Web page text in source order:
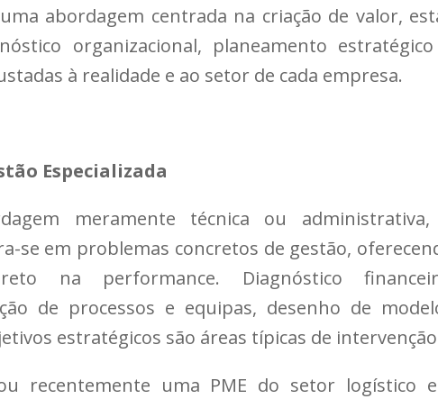
abordagem centrada na criação de valor,
organizacional, planeamento
à realidade e ao setor de cada empresa.
Especializada
meramente técnica ou
se em problemas concretos de gestão,
na performance. Diagnóstico
de processos e equipas, desenho de
estratégicos são áreas típicas de
recentemente uma PME do setor logístico